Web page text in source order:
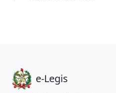
e-Legis